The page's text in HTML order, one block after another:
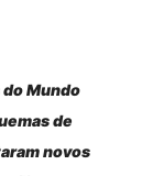
Mundo
de
novos